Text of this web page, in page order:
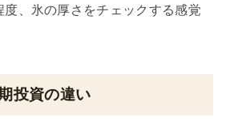
度、氷の厚さをチェックする感覚
投資の違い